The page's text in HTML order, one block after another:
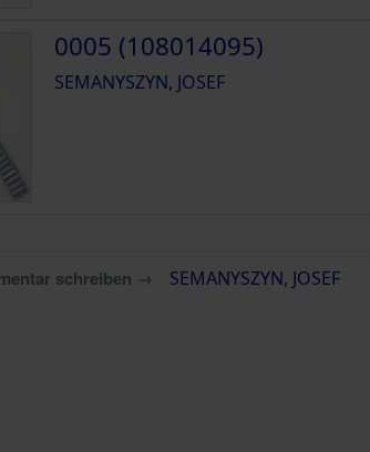
0005 (108014095)
SEMANYSZYN, JOSEF
schreiben → SEMANYSZYN, JOSEF